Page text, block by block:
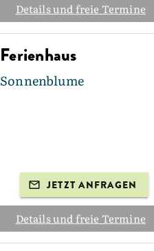
Details und freie Termine
Ferienhaus
Sonnenblume
JETZT ANFRAGEN
Details und freie Termine